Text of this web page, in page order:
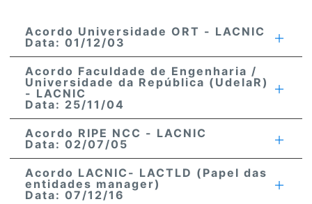
Acordo Universidade ORT - LACNIC
Data: 01/12/03
Acordo Faculdade de Engenharia /
Universidade da República (UdelaR)
- LACNIC
Data: 25/11/04
Acordo RIPE NCC - LACNIC
Data: 02/07/05
Acordo LACNIC- LACTLD (Papel das
entidades manager)
Data: 07/12/16